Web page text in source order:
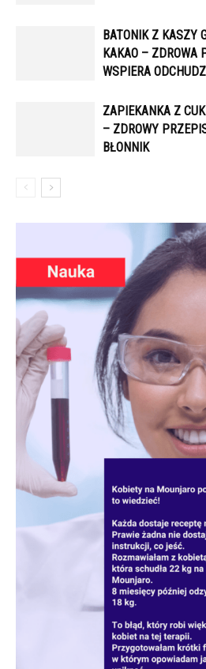
BATONIK Z KASZY
KAKAO – ZDROWA
WSPIERA
ZAPIEKANKA Z
– ZDROWY
BŁONNIK